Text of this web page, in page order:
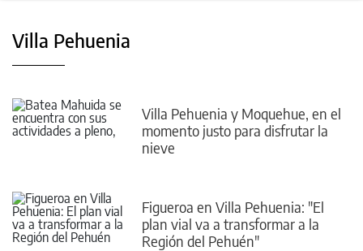
Villa Pehuenia
Villa Pehuenia y Moquehue, en el
momento justo para disfrutar la
nieve
Figueroa en Villa Pehuenia: "El
plan vial va a transformar a la
Región del Pehuén"